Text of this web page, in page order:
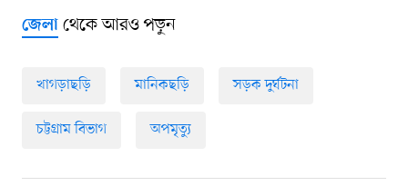
জেলাথেকে আরও পড়ুন
খাগড়াছড়ি মানিকছড়ি সড়ক দুর্ঘটনা
চট্টগ্রাম বিভাগ অপমৃত্যু